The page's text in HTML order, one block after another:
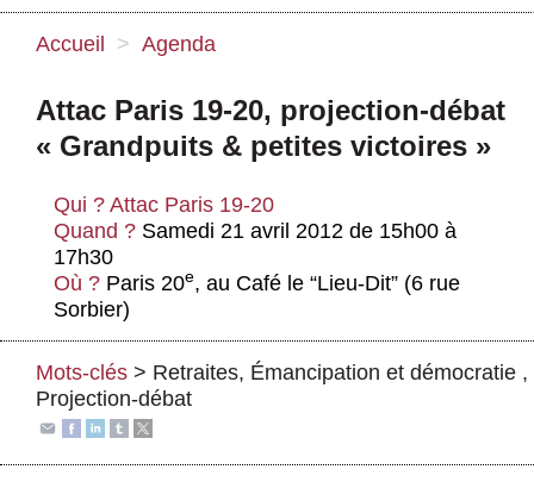
Nos idées
Publications
Agenda
Actus et médias
Boutique
Accueil > Agenda
Attac Paris 19-20, projection-débat
« Grandpuits & petites victoires »
Qui ? Attac Paris 19-20
Quand ? Samedi 21 avril 2012 de 15h00 à
17h30
Où ? Paris 20e, au Café le “Lieu-Dit” (6 rue
Sorbier)
Mots-clés > Retraites, Émancipation et démocratie ,
Projection-débat